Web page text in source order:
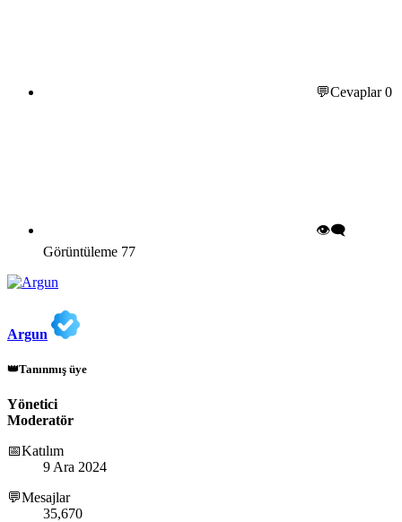
💬Cevaplar0
👁️‍🗨️
Görüntüleme 77
Argun
👑Tanınmış üye
Yönetici
Moderatör
📅Katılım
9 Ara 2024
💬Mesajlar
35,670